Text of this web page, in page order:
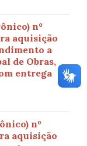
nº
aquisição
a
de Obras,
entrega
nº
aquisição